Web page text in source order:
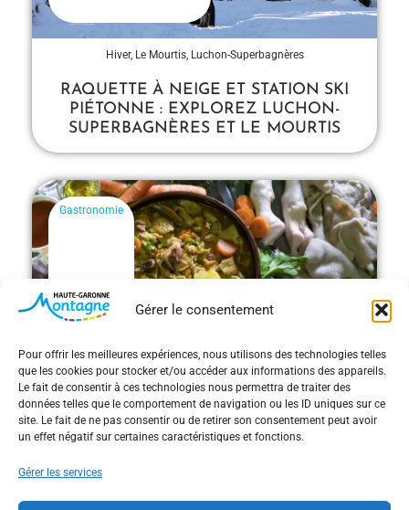
Gérer le consentement
Pour offrir les meilleures expériences, nous utilisons des technologies telles
que les cookies pour stocker et/ou accéder aux informations des appareils.
Le fait de consentir à ces technologies nous permettra de traiter des
données telles que le comportement de navigation ou les ID uniques sur ce
site. Le fait de ne pas consentir ou de retirer son consentement peut avoir
un effet négatif sur certaines caractéristiques et fonctions.
Gérer les services
Hiver, Le Mourtis, Luchon-Superbagnères
RAQUETTE À NEIGE ET STATION SKI
PIÉTONNE : EXPLOREZ LUCHON-
SUPERBAGNÈRES ET LE MOURTIS
Gastronomie
GASTRONOMIE EN HAUTE-GARONNE :
SAVEURS AUTHENTIQUES AU CŒUR
DES PYRÉNÉES